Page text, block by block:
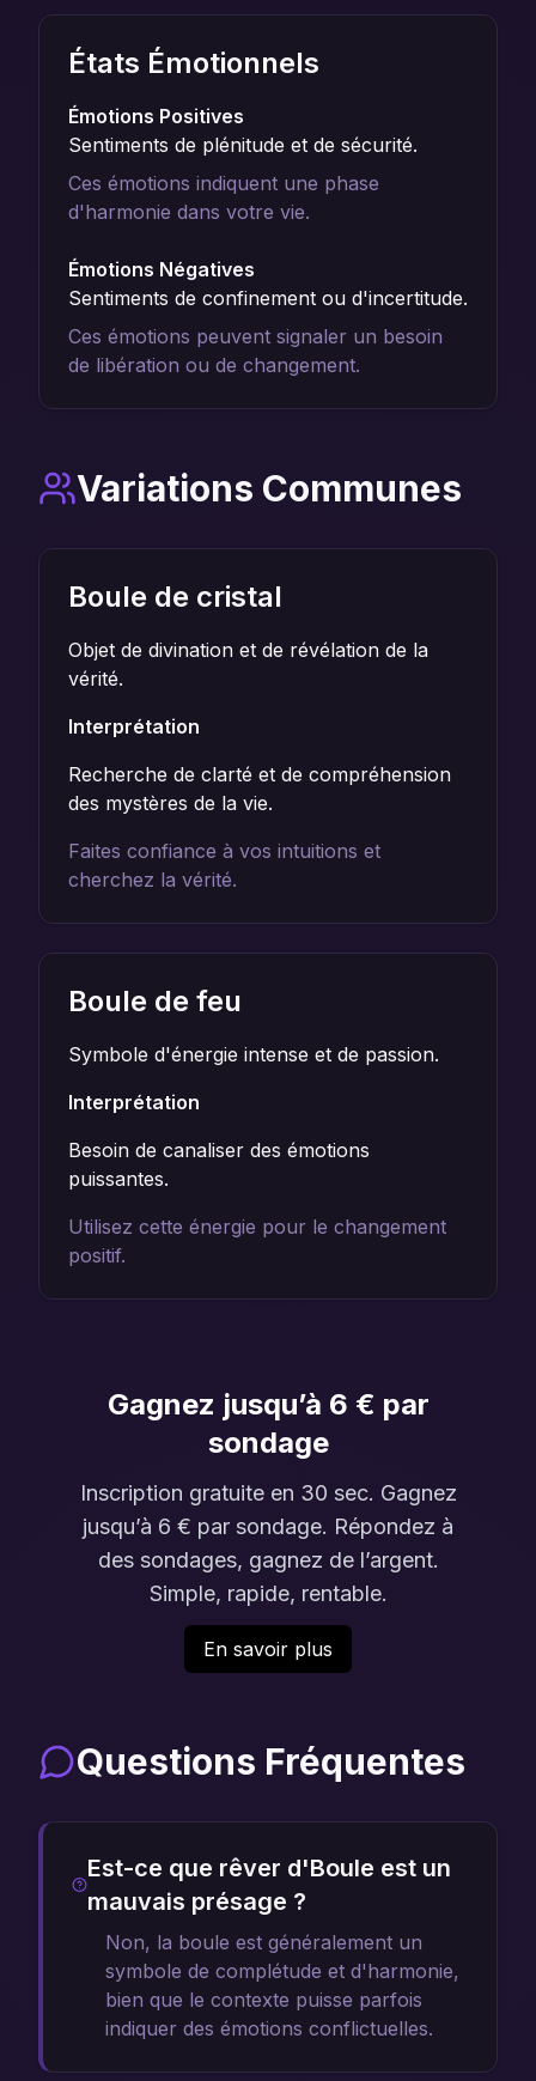
États Émotionnels
Émotions Positives
Sentiments de plénitude et de sécurité.
Ces émotions indiquent une phase
d'harmonie dans votre vie.
Émotions Négatives
Sentiments de confinement ou d'incertitude.
Ces émotions peuvent signaler un besoin
de libération ou de changement.
Variations Communes
Boule de cristal
Objet de divination et de révélation de la
vérité.
Interprétation
Recherche de clarté et de compréhension
des mystères de la vie.
Faites confiance à vos intuitions et
cherchez la vérité.
Boule de feu
Symbole d'énergie intense et de passion.
Interprétation
Besoin de canaliser des émotions
puissantes.
Utilisez cette énergie pour le changement
positif.
Gagnez jusqu’à 6 € par
sondage
Inscription gratuite en 30 sec. Gagnez
jusqu’à 6 € par sondage. Répondez à
des sondages, gagnez de l’argent.
Simple, rapide, rentable.
En savoir plus
Questions Fréquentes
Est-ce que rêver d'Boule est un
mauvais présage ?
Non, la boule est généralement un
symbole de complétude et d'harmonie,
bien que le contexte puisse parfois
indiquer des émotions conflictuelles.